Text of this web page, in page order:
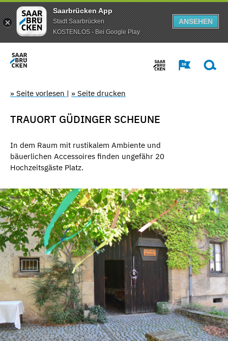
Saarbrücken App
Stadt Saarbrücken
KOSTENLOS - Bei Google Play
ANSEHEN
» Seite vorlesen | » Seite drucken
TRAUORT GÜDINGER SCHEUNE
In dem Raum mit rustikalem Ambiente und
bäuerlichen Accessoires finden ungefähr 20
Hochzeitsgäste Platz.